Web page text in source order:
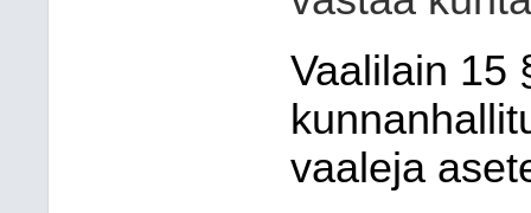
Vaalilain 15
vaaleja